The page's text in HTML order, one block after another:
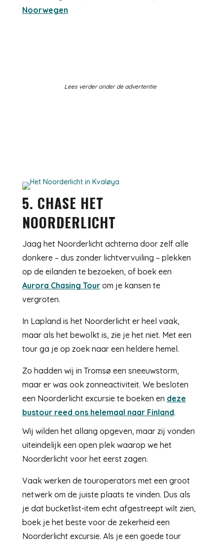
Noorwegen
Lees verder onder de advertentie
5. CHASE HET
NOORDERLICHT
Jaag het Noorderlicht achterna door zelf alle
donkere – dus zonder lichtvervuiling – plekken
op de eilanden te bezoeken, of boek een
Aurora Chasing Tourom je kansen te
vergroten.
In Lapland is het Noorderlicht er heel vaak,
maar als het bewolkt is, zie je het niet. Met een
tour ga je op zoek naar een heldere hemel.
Zo hadden wij in Tromsø een sneeuwstorm,
maar er was ook zonneactiviteit. We besloten
een Noorderlicht excursie te boeken en deze
bustour reed ons helemaal naar Finland.
Wij wilden het allang opgeven, maar zij vonden
uiteindelijk een open plek waarop we het
Noorderlicht voor het eerst zagen.
Vaak werken de touroperators met een groot
netwerk om de juiste plaats te vinden. Dus als
je dat bucketlist-item echt afgestreept wilt zien,
boek je het beste voor de zekerheid een
Noorderlicht excursie. Als je een goede tour